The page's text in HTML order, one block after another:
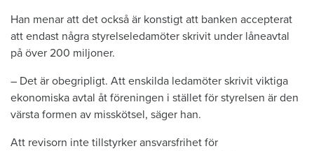
Han menar att det också är konstigt att banken accepterat
att endast några styrelseledamöter skrivit under låneavtal
på över 200 miljoner.
– Det är obegripligt. Att enskilda ledamöter skrivit viktiga
ekonomiska avtal åt föreningen i stället för styrelsen är den
värsta formen av misskötsel, säger han.
Att revisorn inte tillstyrker ansvarsfrihet för